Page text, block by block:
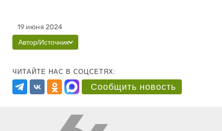
19 июня 2024
Автор/Источник
ЧИТАЙТЕ НАС В СОЦСЕТЯХ:
Сообщить новость